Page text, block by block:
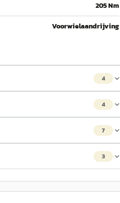
205 Nm
Voorwielaandrijving
4
4
7
3